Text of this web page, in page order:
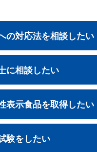
の対応法を相談したい
に相談したい
表示食品を取得したい
験をしたい